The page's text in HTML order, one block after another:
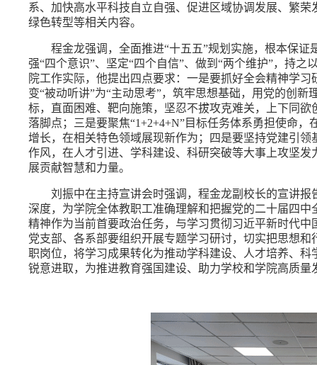
系、加快高水平科技自立自强、促进区域协调发展、繁
绿色转型等相关内容。
程金龙强调，全面推进“十五五”规划实施，根本保证
强“四个意识”、坚定“四个自信”、做到“两个维护”，持
院工作实际，他提出四点要求：一是要抓好全会精神学
变“被动听讲”为“主动思考”，筑牢思想基础，用党的创
标，直面困难、靶向施策，坚忍不拔攻克难关，上下同欲
落脚点；三是要聚焦“1+2+4+N”目标任务体系勇担使命
增长，在相关特色领域展现新作为；四是要坚持党建引
作风，在人才引进、学科建设、科研突破等大事上攻坚
展贡献智慧和力量。
刘振中在主持宣讲会时强调，程金龙副校长的宣讲
深度，为学院全体教职工准确理解和把握党的二十届四
精神作为当前首要政治任务，与学习贯彻习近平新时代
党支部、各系部要组织开展专题学习研讨，切实把思想
职岗位，将学习成果转化为推动学科建设、人才培养、
锐意进取，为推进教育强国建设、助力学校和学院高质量